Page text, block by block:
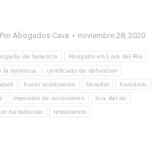
Por Abogados Cava noviembre 28, 2020
de herencia Abogado en Lora del Rio
la herencia certificado de defuncion
hacer testamento heredar heredero
impuesto de sucesiones lora del rio
ha fallecido testamento